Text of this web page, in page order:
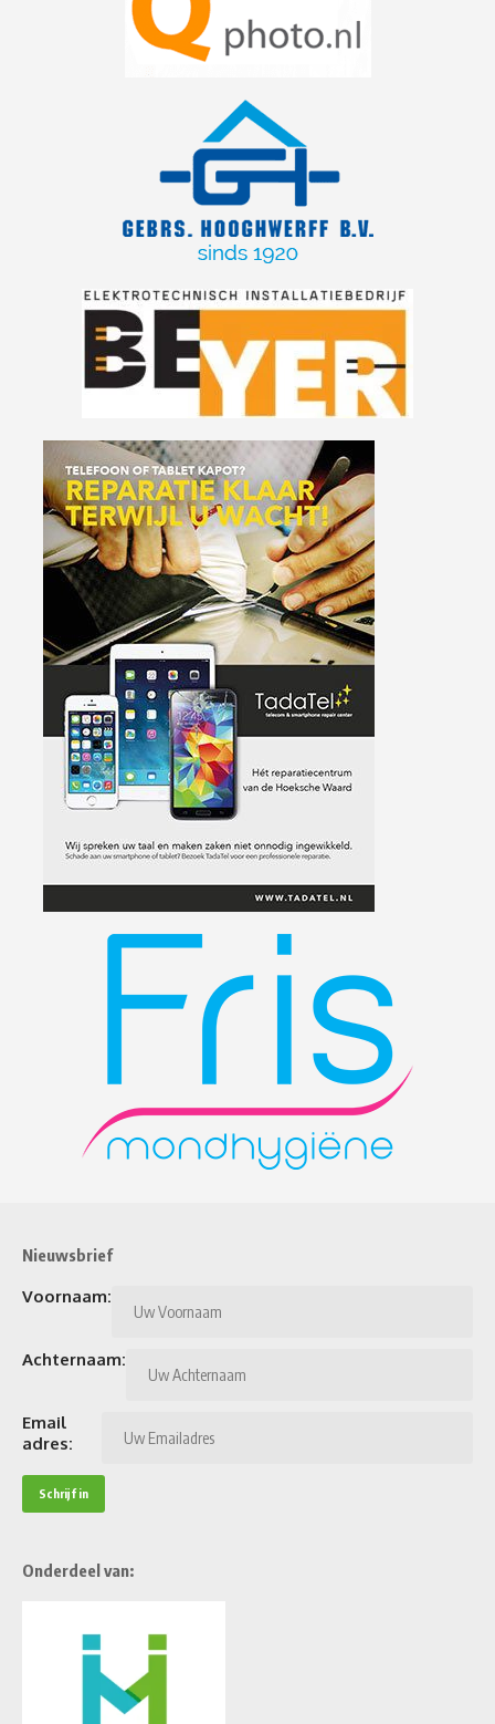
Nieuwsbrief
Voornaam:
Achternaam:
Email
adres:
Onderdeel van: